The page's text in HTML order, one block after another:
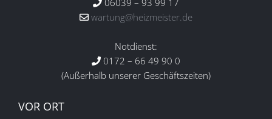
wartung@heizmeister.de
Notdienst:
0172 – 66 49 90 0
(Außerhalb unserer Geschäftszeiten)
VOR ORT